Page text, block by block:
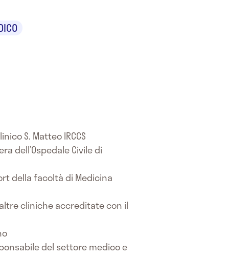
S. Matteo IRCCS
dell’Ospedale Civile di
della facoltà di Medicina
cliniche accreditate con il
del settore medico e